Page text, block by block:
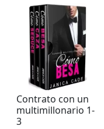
Contrato con un
multimillonario 1-
3